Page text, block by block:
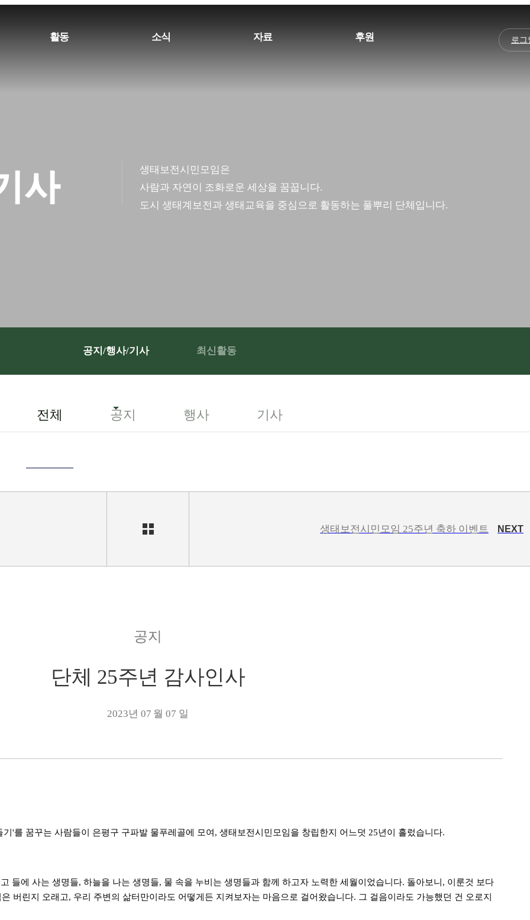
활동 소식 자료 후원 로그
사
생태보전시민모임은
사람과 자연이 조화로운 세상을 꿈꿉니다.
도시 생태계보전과 생태교육을 중심으로 활동하는 풀뿌리 단체입니다.
공지/행사/기사 최신활동
전체 공지 행사 기사
NEXT
생태보전시민모임 25주년 축하 이벤트
공지
단체 25주년 감사인사
2023년 07 월 07 일
'를 꿈꾸는 사람들이 은평구 구파발 물푸레골에 모여, 생태보전시민모임을 창립한지 어느덧 25년이 흘렀습니다.
들에 사는 생명들, 하늘을 나는 생명들, 물 속을 누비는 생명들과 함께 하고자 노력한 세월이었습니다. 돌아보니, 이룬것 보다
버린지 오래고, 우리 주변의 삶터만이라도 어떻게든 지켜보자는 마음으로 걸어왔습니다. 그 걸음이라도 가능했던 건 오로지